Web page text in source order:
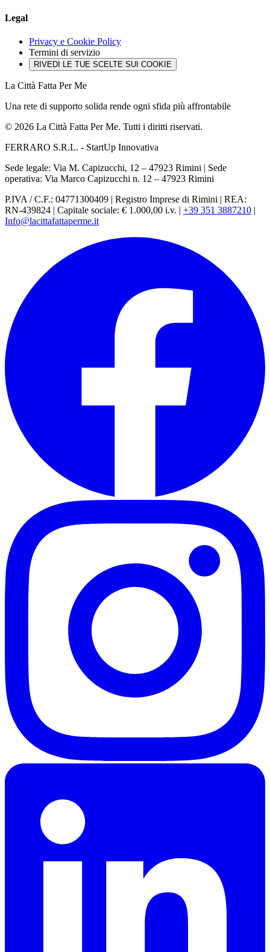
Legal
Privacy e Cookie Policy
Termini di servizio
RIVEDI LE TUE SCELTE SUI COOKIE
La Città Fatta Per Me
Una rete di supporto solida rende ogni sfida più affrontabile
© 2026 La Città Fatta Per Me. Tutti i diritti riservati.
FERRARO S.R.L. - StartUp Innovativa
Sede legale: Via M. Capizucchi, 12 – 47923 Rimini | Sede
operativa: Via Marco Capizucchi n. 12 – 47923 Rimini
P.IVA / C.F.: 04771300409 | Registro Imprese di Rimini | REA:
RN-439824 | Capitale sociale: € 1.000,00 i.v. | +39 351 3887210 |
Info@lacittafattaperme.it